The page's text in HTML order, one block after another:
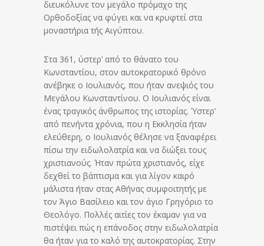
διευκόλυνε τον μεγάλο πρόμαχο της
Ορθοδοξίας να φύγει και να κρυφτεί στα
μοναστήρια τής Αιγύπτου.
Στα 361, ύστερ’ από το θάνατο του
Κωνσταντίου, στον αυτοκρατορικό θρόνο
ανέβηκε ο Ιουλιανός, που ήταν ανεψιός του
Μεγάλου Κωνσταντίνου. Ο Ιουλιανός είναι
ένας τραγικός άνθρωπος της ιστορίας. Ύστερ’
από πενήντα χρόνια, που η Εκκλησία ήταν
ελεύθερη, ο Ιουλιανός θέλησε να ξαναφέρει
πίσω την ειδωλολατρία και να διώξει τους
χριστιανούς. Ήταν πρώτα χριστιανός, είχε
δεχθεί το βάπτισμα και για λίγον καιρό
μάλιστα ήταν στας Αθήνας συμφοιτητής με
τον Άγιο Βασίλειο και τον άγιο Γρηγόριο το
Θεολόγο. Πολλές αιτίες τον έκαμαν για να
πιστέψει πώς η επάνοδος στην ειδωλολατρία
θα ήταν για το καλό της αυτοκρατορίας. Στην